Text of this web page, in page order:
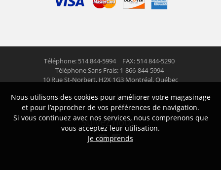
Téléphone: 514 844-5994
FAX: 514 844-5290
Téléphone Sans Frais: 1-866-844-5994
10 Rue St-Norbert, H2X 1G3 Montréal, Québec
© 2026 Las Americas inc. Tous droits réservés
Suivez nous
Nous utilisons des cookies pour améliorer votre magasinage
et pour l’approcher de vos préférences de navigation.
Si vous continuez avec nos services, nous comprenons que
vous acceptez leur utilisation.
Je comprends